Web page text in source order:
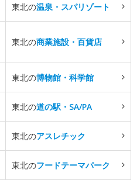
東北の温泉・スパリゾート
東北の商業施設・百貨店
東北の博物館・科学館
東北の道の駅・SA/PA
東北のアスレチック
東北のフードテーマパーク